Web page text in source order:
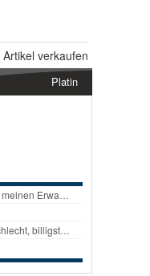
Artikel verkaufen
Platin